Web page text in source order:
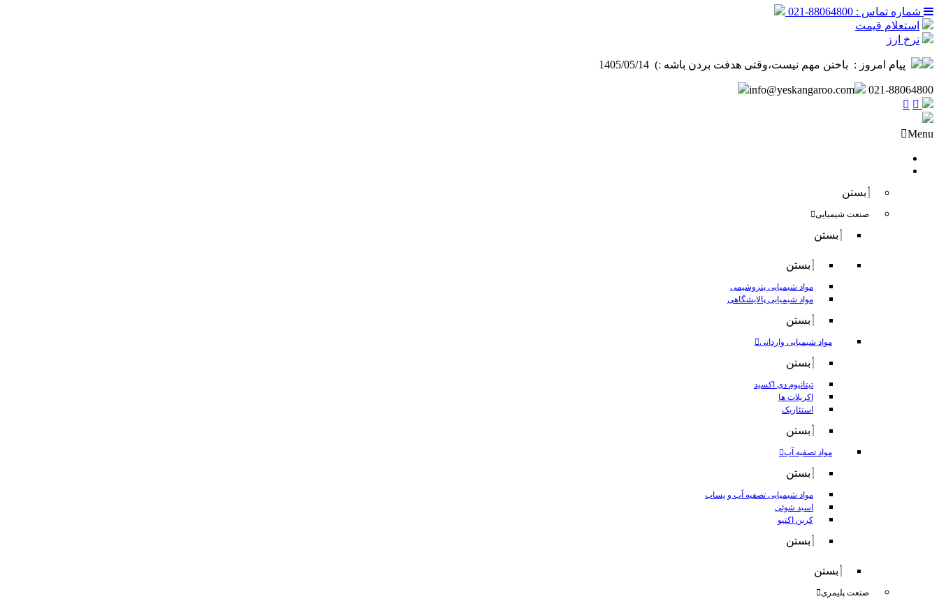
شماره تماس : 88064800-021
استعلام قیمت
نرخ ارز
پیام امروز : ‌ باختن مهم نیست،وقتی هدفت بردن باشه :) ️ 1405/05/14
info@yeskangaroo.com 021-88064800
Menu
بستن
صنعت شیمیایی
بستن
بستن
مواد شیمیایی پتروشیمی
مواد شیمیایی پالایشگاهی
بستن
مواد شیمیایی وارداتی
بستن
تیتانیوم دی اکسید
اکریلات ها
استئاریک
بستن
مواد تصفیه آب
بستن
مواد شیمیایی تصفیه آب و پساب
اسید شوئی
کربن اکتیو
بستن
بستن
صنعت پلیمری